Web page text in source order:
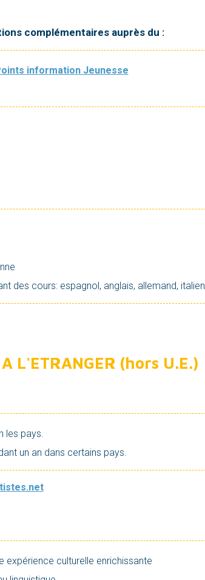
complémentaires auprès du :
information Jeunesse
des cours: espagnol, anglais, allemand, italien
A L'ETRANGER (hors U.E.)
les pays.
un an dans certains pays.
expérience culturelle enrichissante